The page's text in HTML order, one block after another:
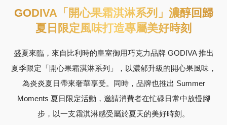
GODIVA「開心果霜淇淋系列」濃醇回歸
夏日限定風味打造專屬美好時刻
盛夏來臨，來自比利時的皇室御用巧克力品牌 GODIVA 推出
夏季限定「開心果霜淇淋系列」，以濃郁升級的開心果風味，
為炎炎夏日帶來奢華享受。同時，品牌也推出 Summer
Moments 夏日限定活動，邀請消費者在忙碌日常中放慢腳
步，以一支霜淇淋感受屬於夏天的美好時刻。